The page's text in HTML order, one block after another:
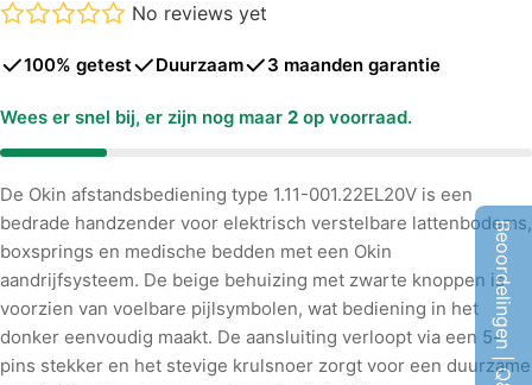
No reviews yet
100% getest Duurzaam 3 maanden garantie
Wees er snel bij, er zijn nog maar 2 op voorraad.
De Okin afstandsbediening type 1.11-001.22EL20V is een
bedrade handzender voor elektrisch verstelbare lattenbodems,
boxsprings en medische bedden met een Okin
aandrijfsysteem. De beige behuizing met zwarte knoppen is
voorzien van voelbare pijlsymbolen, wat bediening in het
donker eenvoudig maakt. De aansluiting verloopt via een 5-
pins stekker en het stevige krulsnoer zorgt voor een duurzame
Beoordelingen | Q&A